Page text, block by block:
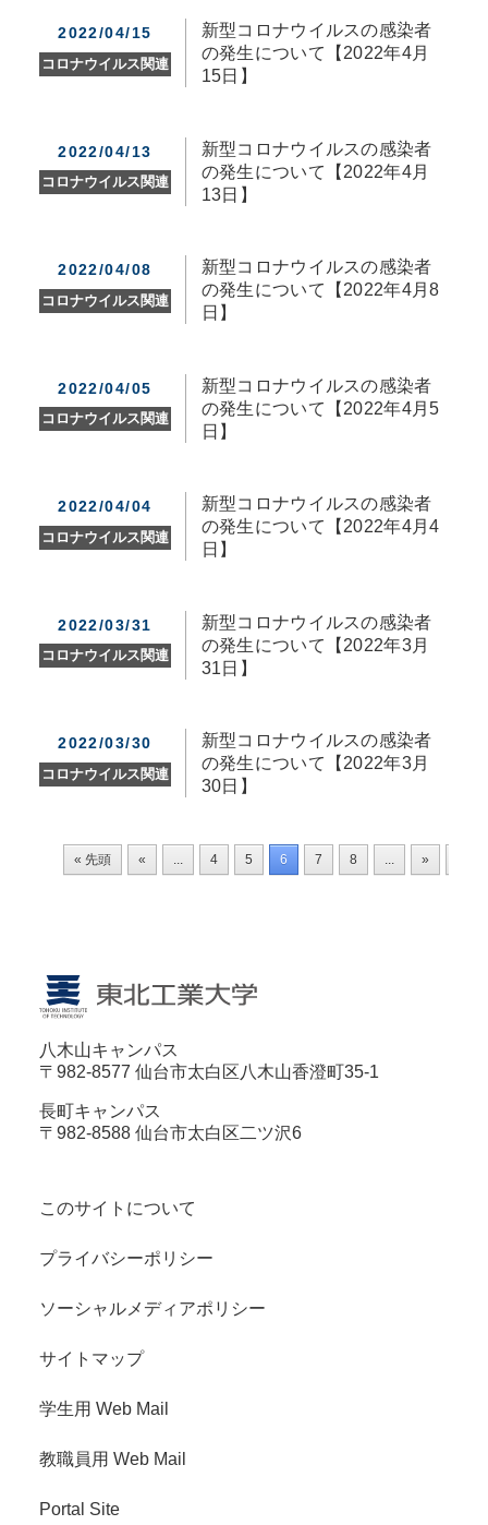
2022/04/15
コロナウイルス関連
新型コロナウイルスの感染者
の発生について【2022年4月
15日】
2022/04/13
コロナウイルス関連
新型コロナウイルスの感染者
の発生について【2022年4月
13日】
2022/04/08
コロナウイルス関連
新型コロナウイルスの感染者
の発生について【2022年4月8
日】
2022/04/05
コロナウイルス関連
新型コロナウイルスの感染者
の発生について【2022年4月5
日】
2022/04/04
コロナウイルス関連
新型コロナウイルスの感染者
の発生について【2022年4月4
日】
2022/03/31
コロナウイルス関連
新型コロナウイルスの感染者
の発生について【2022年3月
31日】
2022/03/30
コロナウイルス関連
新型コロナウイルスの感染者
の発生について【2022年3月
30日】
« 先頭 « ... 4 5 6 7 8 ... »
八木山キャンパス
〒982-8577 仙台市太白区八木山香澄町35-1
長町キャンパス
〒982-8588 仙台市太白区二ツ沢6
このサイトについて
プライバシーポリシー
ソーシャルメディアポリシー
サイトマップ
学生用 Web Mail
教職員用 Web Mail
Portal Site